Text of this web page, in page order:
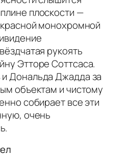
плоскости —
монохромной
рукоять
Этторе Соттсаса.
Дональда Джадда за
объектам и чистому
собирает все эти
очень